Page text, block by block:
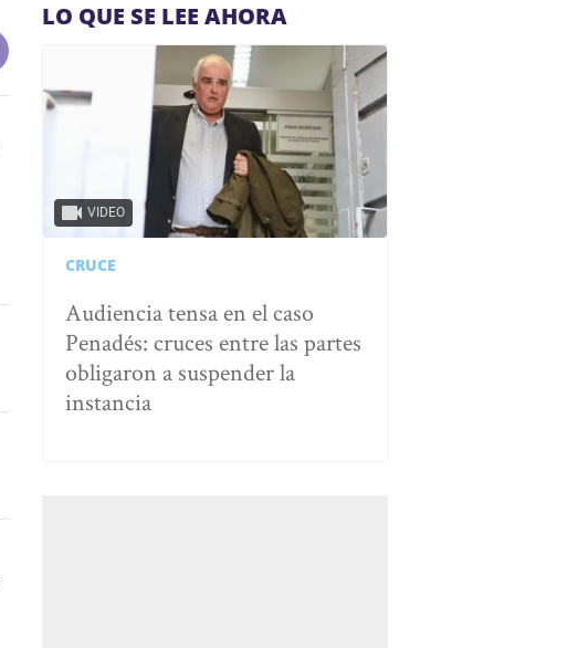
LO QUE SE LEE AHORA
VIDEO
CRUCE
Audiencia tensa en el caso
Penadés: cruces entre las partes
obligaron a suspender la
instancia